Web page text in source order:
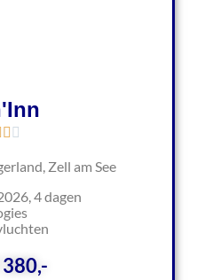
Zell am See
4 dagen